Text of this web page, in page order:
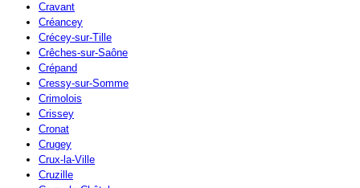
Cravant
Créancey
Crécey-sur-Tille
Crêches-sur-Saône
Crépand
Cressy-sur-Somme
Crimolois
Crissey
Cronat
Crugey
Crux-la-Ville
Cruzille